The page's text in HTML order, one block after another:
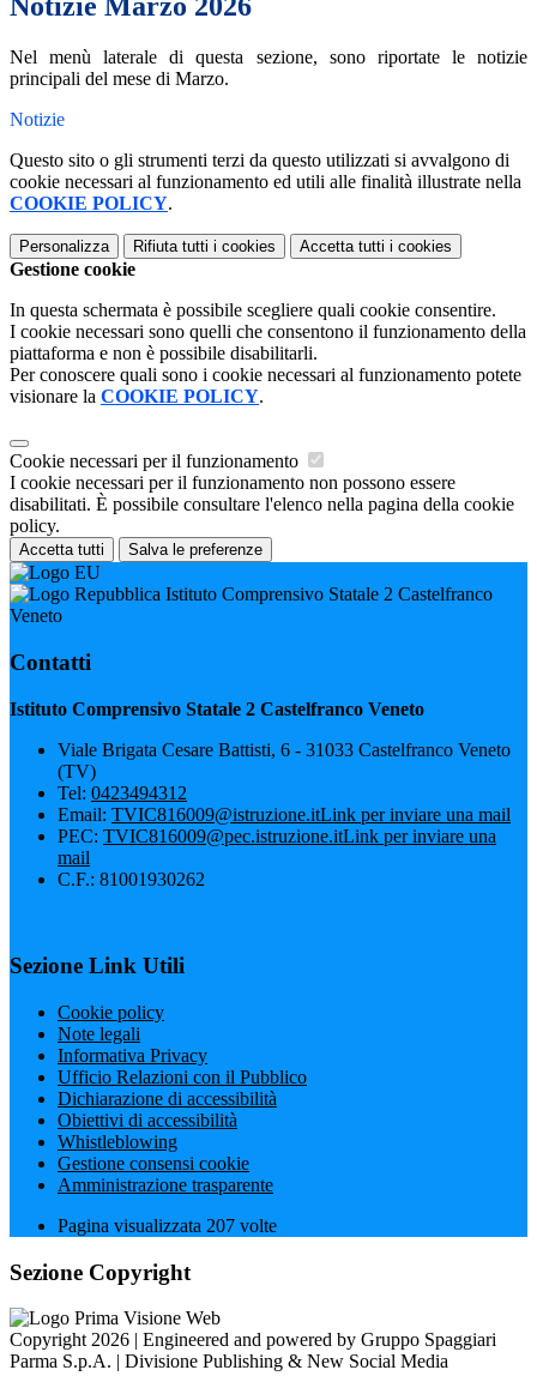
Notizie Marzo 2026
Nel menù laterale di questa sezione, sono riportate le notizie
principali del mese di Marzo.
Notizie
Questo sito o gli strumenti terzi da questo utilizzati si avvalgono di
cookie necessari al funzionamento ed utili alle finalità illustrate nella
COOKIE POLICY.
Personalizza Rifiuta tutti i cookies Accetta tutti i cookies
Gestione cookie
In questa schermata è possibile scegliere quali cookie consentire.
I cookie necessari sono quelli che consentono il funzionamento della
piattaforma e non è possibile disabilitarli.
Per conoscere quali sono i cookie necessari al funzionamento potete
visionare la COOKIE POLICY.
Cookie necessari per il funzionamento
I cookie necessari per il funzionamento non possono essere
disabilitati. È possibile consultare l'elenco nella pagina della cookie
policy.
Accetta tutti Salva le preferenze
Istituto Comprensivo Statale 2 Castelfranco
Veneto
Contatti
Istituto Comprensivo Statale 2 Castelfranco Veneto
Viale Brigata Cesare Battisti, 6 - 31033 Castelfranco Veneto
(TV)
Tel: 0423494312
Email: TVIC816009@istruzione.itLink per inviare una mail
PEC: TVIC816009@pec.istruzione.itLink per inviare una
mail
C.F.: 81001930262
Sezione Link Utili
Cookie policy
Note legali
Informativa Privacy
Ufficio Relazioni con il Pubblico
Dichiarazione di accessibilità
Obiettivi di accessibilità
Whistleblowing
Gestione consensi cookie
Amministrazione trasparente
Pagina visualizzata 207 volte
Sezione Copyright
Copyright 2026 | Engineered and powered by Gruppo Spaggiari
Parma S.p.A. | Divisione Publishing & New Social Media